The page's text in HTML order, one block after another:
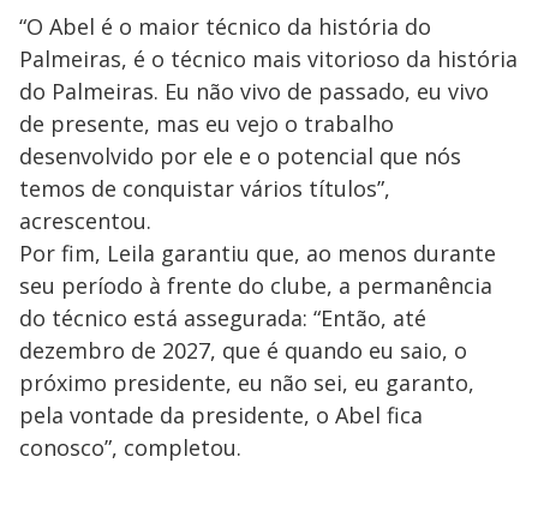
“O Abel é o maior técnico da história do
Palmeiras, é o técnico mais vitorioso da história
do Palmeiras. Eu não vivo de passado, eu vivo
de presente, mas eu vejo o trabalho
desenvolvido por ele e o potencial que nós
temos de conquistar vários títulos”,
acrescentou.
Por fim, Leila garantiu que, ao menos durante
seu período à frente do clube, a permanência
do técnico está assegurada: “Então, até
dezembro de 2027, que é quando eu saio, o
próximo presidente, eu não sei, eu garanto,
pela vontade da presidente, o Abel fica
conosco”, completou.